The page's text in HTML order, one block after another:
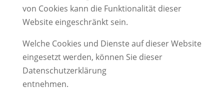
von Cookies kann die Funktionalität dieser
Website eingeschränkt sein.
Welche Cookies und Dienste auf dieser Website
eingesetzt werden, können Sie dieser
Datenschutzerklärung
entnehmen.